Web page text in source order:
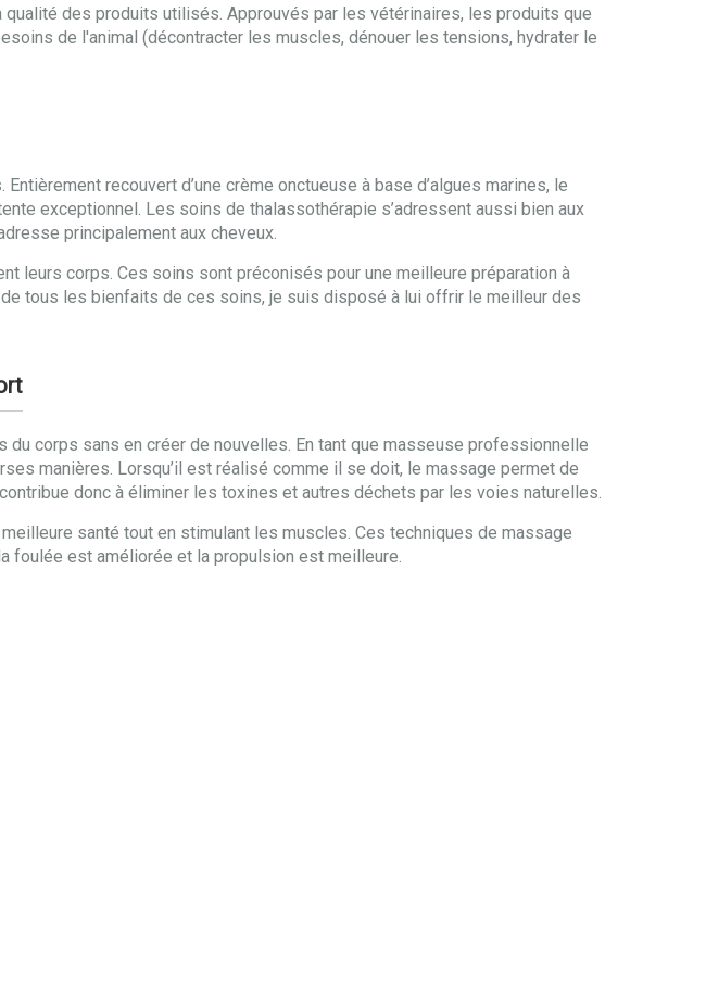
des produits utilisés. Approuvés par les vétérinaires, les produits que
de l'animal (décontracter les muscles, dénouer les tensions, hydrater le
recouvert d’une crème onctueuse à base d’algues marines, le
exceptionnel. Les soins de thalassothérapie s’adressent aussi bien aux
principalement aux cheveux.
leurs corps. Ces soins sont préconisés pour une meilleure préparation à
tous les bienfaits de ces soins, je suis disposé à lui offrir le meilleur des
corps sans en créer de nouvelles. En tant que masseuse professionnelle
manières. Lorsqu’il est réalisé comme il se doit, le massage permet de
donc à éliminer les toxines et autres déchets par les voies naturelles.
santé tout en stimulant les muscles. Ces techniques de massage
foulée est améliorée et la propulsion est meilleure.